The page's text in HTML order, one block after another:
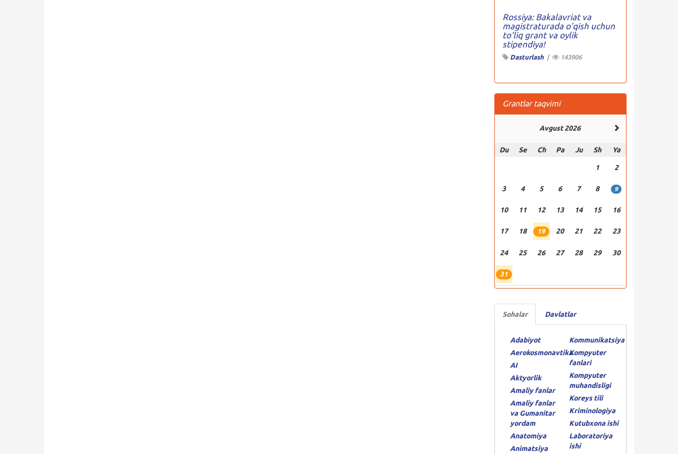
Rossiya: Bakalavriat va
magistraturada o’qish uchun
to’liq grant va oylik
stipendiya!
Dasturlash| 143906
Grantlar taqvimi
Avgust 2026
Du Se Ch Pa Ju Sh Ya
1 2
3 4 5 6 7 8 9
10 11 12 13 14 15 16
17 18 19 20 21 22 23
24 25 26 27 28 29 30
31
Sohalar Davlatlar
Adabiyot
Aerokosmonavtika
AI
Aktyorlik
Amaliy fanlar
Amaliy fanlar
va Gumanitar
yordam
Anatomiya
Animatsiya
Kommunikatsiya
Kompyuter
fanlari
Kompyuter
muhandisligi
Koreys tili
Kriminologiya
Kutubxona ishi
Laboratoriya
ishi